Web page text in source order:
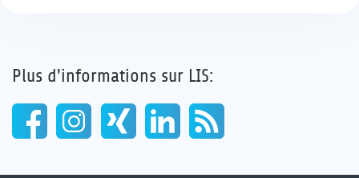
Plus d'informations sur LIS: